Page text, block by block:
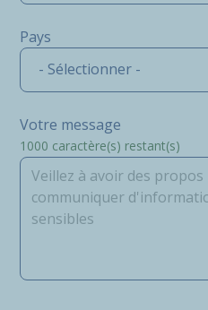
Pays
- Sélectionner -
Votre message
1000 caractère(s) restant(s)